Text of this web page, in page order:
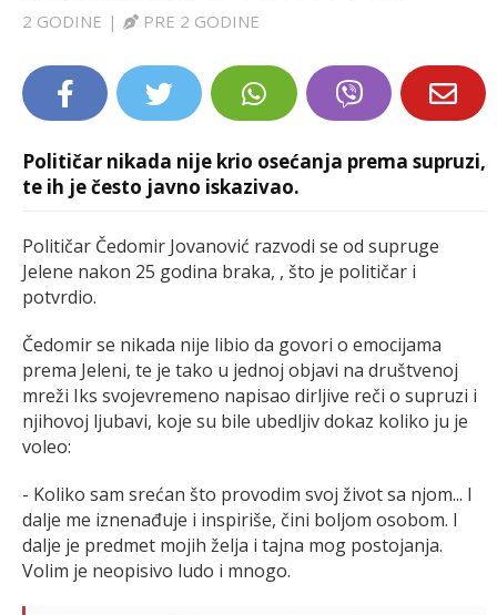
2 GODINE | PRE 2 GODINE
Političar nikada nije krio osećanja prema supruzi,
te ih je često javno iskazivao.
Političar Čedomir Jovanović razvodi se od supruge
Jelene nakon 25 godina braka, , što je političar i
potvrdio.
Čedomir se nikada nije libio da govori o emocijama
prema Jeleni, te je tako u jednoj objavi na društvenoj
mreži Iks svojevremeno napisao dirljive reči o supruzi i
njihovoj ljubavi, koje su bile ubedljiv dokaz koliko ju je
voleo:
- Koliko sam srećan što provodim svoj život sa njom... I
dalje me iznenađuje i inspiriše, čini boljom osobom. I
dalje je predmet mojih želja i tajna mog postojanja.
Volim je neopisivo ludo i mnogo.